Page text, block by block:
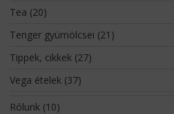
Tea (20)
Tenger gyümölcsei (21)
Tippek, cikkek(27)
Vega ételek(37)
Rólunk(10)